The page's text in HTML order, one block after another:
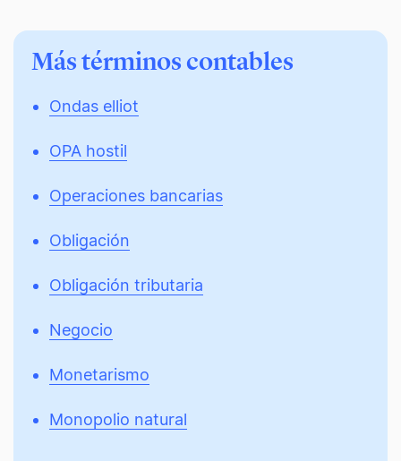
Más términos contables
Ondas elliot
OPA hostil
Operaciones bancarias
Obligación
Obligación tributaria
Negocio
Monetarismo
Monopolio natural